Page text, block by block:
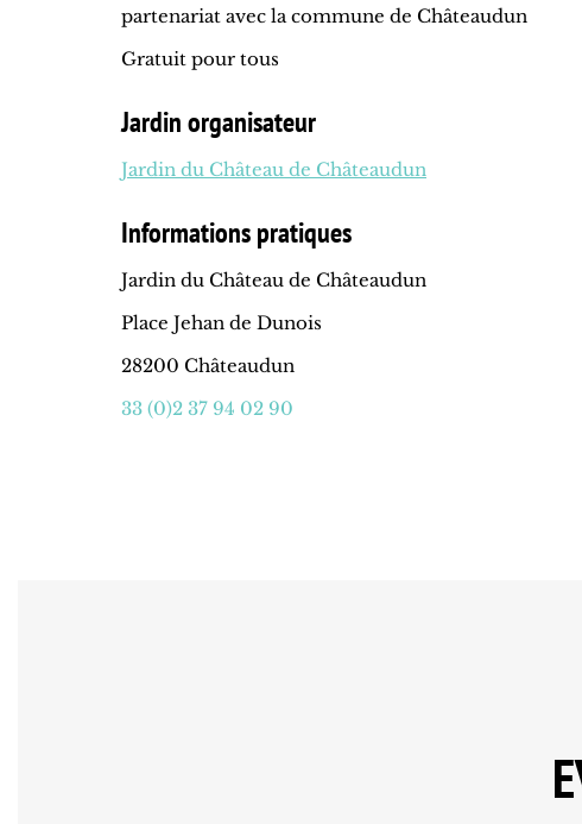
partenariat avec la commune de Châteaudun
Gratuit pour tous
Jardin organisateur
Jardin du Château de Châteaudun
Informations pratiques
Jardin du Château de Châteaudun
Place Jehan de Dunois
28200 Châteaudun
33 (0)2 37 94 02 90